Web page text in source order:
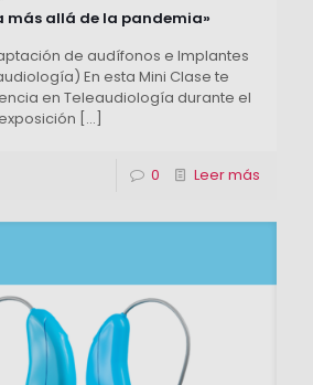
más allá de la pandemia»
de audífonos e Implantes
En esta Mini Clase te
en Teleaudiología durante el
[…]
0 Leer más